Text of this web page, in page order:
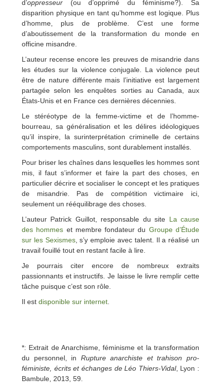
d’oppresseur (ou d’opprimé du féminisme?). Sa
disparition physique en tant qu’homme est logique. Plus
d’homme, plus de problème. C’est une forme
d’aboutissement de la transformation du monde en
officine misandre.
L’auteur recense encore les preuves de misandrie dans
les études sur la violence conjugale. La violence peut
être de nature différente mais l’initiative est largement
partagée selon les enquêtes sorties au Canada, aux
États-Unis et en France ces dernières décennies.
Le stéréotype de la femme-victime et de l’homme-
bourreau, sa généralisation et les délires idéologiques
qu’il inspire, la surinterprétation criminelle de certains
comportements masculins, sont durablement installés.
Pour briser les chaînes dans lesquelles les hommes sont
mis, il faut s’informer et faire la part des choses, en
particulier décrire et socialiser le concept et les pratiques
de misandrie. Pas de compétition victimaire ici,
seulement un rééquilibrage des choses.
L’auteur Patrick Guillot, responsable du site La cause
des hommes et membre fondateur du Groupe d’Étude
sur les Sexismes, s’y emploie avec talent. Il a réalisé un
travail fouillé tout en restant facile à lire.
Je pourrais citer encore de nombreux extraits
passionnants et instructifs. Je laisse le livre remplir cette
tâche puisque c’est son rôle.
Il est disponible sur internet
*: Extrait de Anarchisme, féminisme et la transformation
du personnel, in Rupture anarchiste et trahison pro-
féministe, écrits et échanges de Léo Thiers-Vidal, Lyon :
Bambule, 2013, 59.